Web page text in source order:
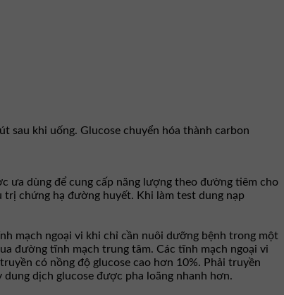
sau khi uống. Glucose chuyển hóa thành carbon
ưa dùng để cung cấp năng lượng theo đường tiêm cho
chứng hạ đường huyết. Khi làm test dung nạp
mạch ngoại vi khi chỉ cần nuôi dưỡng bệnh trong một
đường tĩnh mạch trung tâm. Các tĩnh mạch ngoại vi
có nồng độ glucose cao hơn 10%. Phải truyền
dịch glucose được pha loãng nhanh hơn.